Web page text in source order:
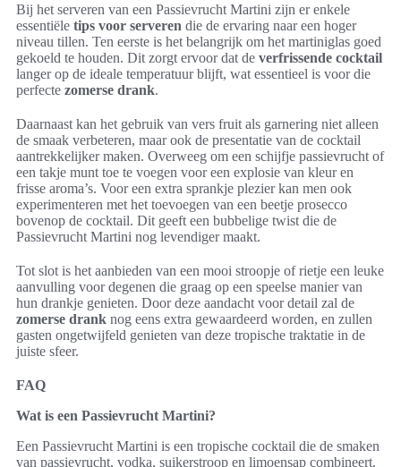
Bij het serveren van een Passievrucht Martini zijn er enkele
essentiële tips voor serveren die de ervaring naar een hoger
niveau tillen. Ten eerste is het belangrijk om het martiniglas goed
gekoeld te houden. Dit zorgt ervoor dat de verfrissende cocktail
langer op de ideale temperatuur blijft, wat essentieel is voor die
perfecte zomerse drank.
Daarnaast kan het gebruik van vers fruit als garnering niet alleen
de smaak verbeteren, maar ook de presentatie van de cocktail
aantrekkelijker maken. Overweeg om een schijfje passievrucht of
een takje munt toe te voegen voor een explosie van kleur en
frisse aroma’s. Voor een extra sprankje plezier kan men ook
experimenteren met het toevoegen van een beetje prosecco
bovenop de cocktail. Dit geeft een bubbelige twist die de
Passievrucht Martini nog levendiger maakt.
Tot slot is het aanbieden van een mooi stroopje of rietje een leuke
aanvulling voor degenen die graag op een speelse manier van
hun drankje genieten. Door deze aandacht voor detail zal de
zomerse drank nog eens extra gewaardeerd worden, en zullen
gasten ongetwijfeld genieten van deze tropische traktatie in de
juiste sfeer.
FAQ
Wat is een Passievrucht Martini?
Een Passievrucht Martini is een tropische cocktail die de smaken
van passievrucht, vodka, suikerstroop en limoensap combineert.